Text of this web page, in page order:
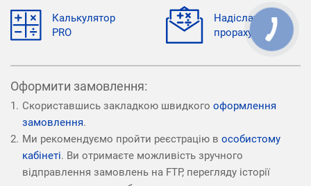
Калькулятор
PRO
Надіслати на
прорахунок
Оформити замовлення:
Скориставшись закладкою швидкого оформлення
замовлення.
Ми рекомендуємо пройти реєстрацію в особистому
кабінеті. Ви отримаєте можливість зручного
відправлення замовлень на FTP, перегляду історії